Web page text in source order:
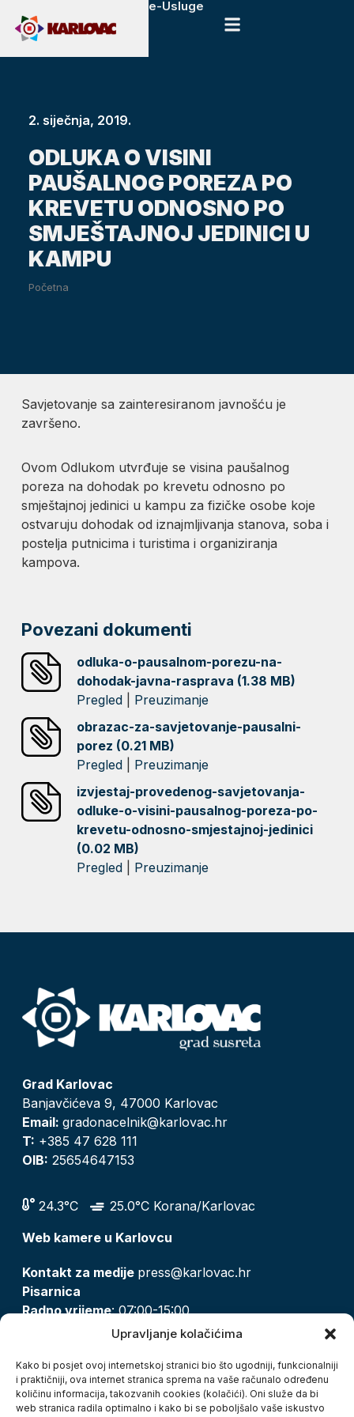
Upravljanje kolačićima
Kako bi posjet ovoj internetskoj stranici bio što ugodniji, funkcionalniji
i praktičniji, ova internet stranica sprema na vaše računalo određenu
količinu informacija, takozvanih cookies (kolačići). Oni služe da bi
web stranica radila optimalno i kako bi se poboljšalo vaše iskustvo
e-Usluge
2. siječnja, 2019.
ODLUKA O VISINI
PAUŠALNOG POREZA PO
KREVETU ODNOSNO PO
SMJEŠTAJNOJ JEDINICI U
KAMPU
Početna
Savjetovanje sa zainteresiranom javnošću je
završeno.
Ovom Odlukom utvrđuje se visina paušalnog
poreza na dohodak po krevetu odnosno po
smještajnoj jedinici u kampu za fizičke osobe koje
ostvaruju dohodak od iznajmljivanja stanova, soba i
postelja putnicima i turistima i organiziranja
kampova.
Povezani dokumenti
odluka-o-pausalnom-porezu-na-
dohodak-javna-rasprava (1.38 MB)
Pregled
Preuzimanje
obrazac-za-savjetovanje-pausalni-
porez (0.21 MB)
Pregled
Preuzimanje
izvjestaj-provedenog-savjetovanja-
odluke-o-visini-pausalnog-poreza-po-
krevetu-odnosno-smjestajnoj-jedinici
(0.02 MB)
Pregled
Preuzimanje
Grad Karlovac
Banjavčićeva 9, 47000 Karlovac
Email: gradonacelnik@karlovac.hr
T: +385 47 628 111
OIB: 25654647153
24.3°C
25.0°C Korana/Karlovac
Web kamere u Karlovcu
Kontakt za medije press@karlovac.hr
Pisarnica
Radno vrijeme: 07:00-15:00
pisarnica@karlovac.hr
Zaštita osobnih podataka